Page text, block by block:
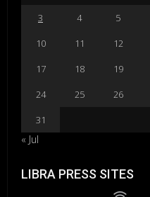
3
4 5
10
11 12
17
18 19
24
25 26
31
« Jul
LIBRA PRESS SITES